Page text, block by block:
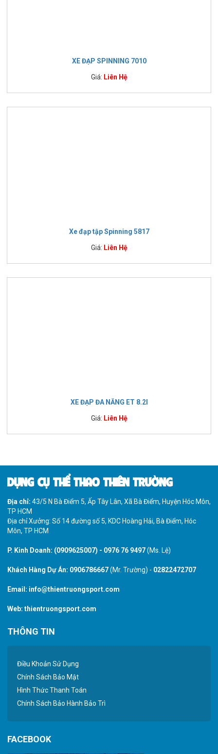
XE ĐẠP SPINNING 7010
Giá: Liên Hệ
Xe đạp tập Spinning 5817
Giá: Liên Hệ
XE ĐẠP ĐA NĂNG ET 8.2I
Giá: Liên Hệ
DỤNG CỤ THỂ THAO THIÊN TRƯỜNG
Địa chỉ: 43/5 N Bà Điểm 5, Ấp Tây Lân, Xã Bà Điểm, Huyện Hóc Môn,
TP HCM
Địa chỉ Xưởng: Số 14 đường số 5, KDC Hoàng Hải, Bà Điểm, Hóc
Môn, TP HCM
P. Kinh Doanh: (0909625007) - 0976 76 9497(Ms. Lệ)
Khách Hàng Dự Án: 0906786667(Mr. Trường) - 02822472707
Email: info@thientruongsport.com
Web: thientruongsport.com
THÔNG TIN
Điều Khoản Sử Dụng
Chính Sách Bảo Mật
Hình Thức Thanh Toán
Chính Sách Bảo Hành Bảo Trì
FACEBOOK